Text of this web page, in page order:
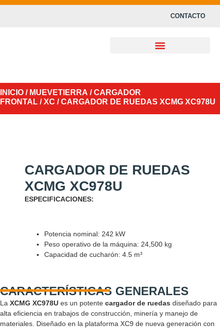
CONTACTO
INICIO / MUEVETIERRA /CARGADOR
FRONTAL /XC / CARGADOR DE RUEDAS XCMG XC978U
CARGADOR DE RUEDAS
XCMG XC978U
ESPECIFICACIONES:
Potencia nominal: 242 kW
Peso operativo de la máquina: 24,500 kg
Capacidad de cucharón: 4.5 m³
CARACTERÍSTICAS GENERALES
La XCMG XC978U es un potente cargador de ruedas diseñado para
alta eficiencia en trabajos de construcción, minería y manejo de
materiales. Diseñado en la plataforma XC9 de nueva generación con